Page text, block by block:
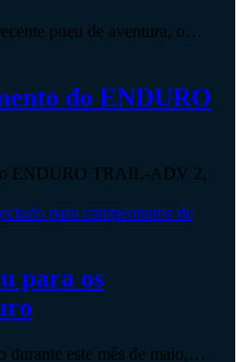
pneu de aventura, o…
do ENDURO
ENDURO TRAIL-ADV 2,
para os
durante este mês de maio,…